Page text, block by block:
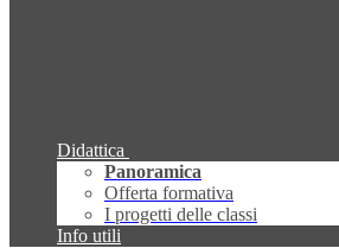
Didattica
Panoramica
Offerta formativa
I progetti delle classi
Info utili